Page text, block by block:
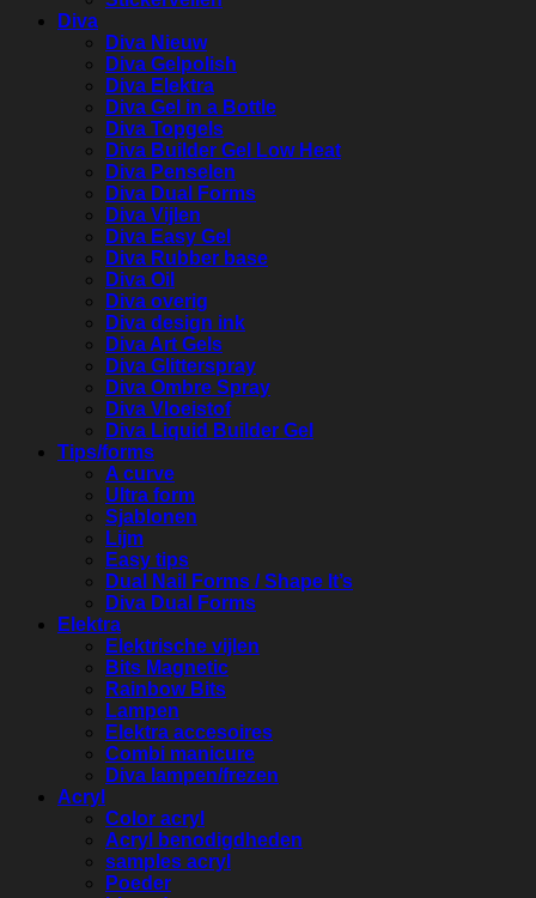
Diva
Diva Nieuw
Diva Gelpolish
Diva Elektra
Diva Gel in a Bottle
Diva Topgels
Diva Builder Gel Low Heat
Diva Penselen
Diva Dual Forms
Diva Vijlen
Diva Easy Gel
Diva Rubber base
Diva Oil
Diva overig
Diva design ink
Diva Art Gels
Diva Glitterspray
Diva Ombre Spray
Diva Vloeistof
Diva Liquid Builder Gel
Tips/forms
A curve
Ultra form
Sjablonen
Lijm
Easy tips
Dual Nail Forms / Shape It’s
Diva Dual Forms
Elektra
Elektrische vijlen
Bits Magnetic
Rainbow Bits
Lampen
Elektra accesoires
Combi manicure
Diva lampen/frezen
Acryl
Color acryl
Acryl benodigdheden
samples acryl
Poeder